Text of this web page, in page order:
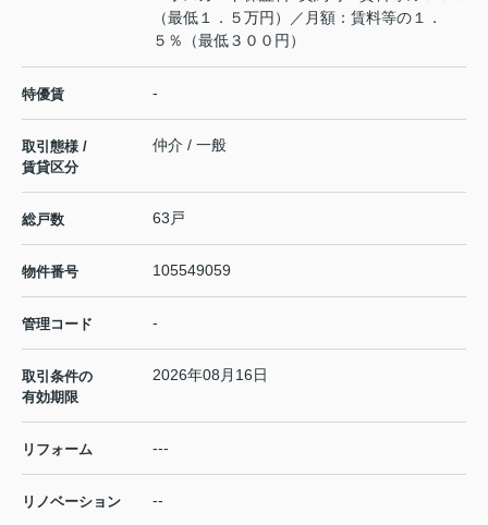
（最低１．５万円）／月額：賃料等の１．
５％（最低３００円）
特優賃 -
取引態様 /
賃貸区分
仲介 / 一般
総戸数 63戸
物件番号 105549059
管理コード -
取引条件の
有効期限
2026年08月16日
リフォーム ---
リノベーション --